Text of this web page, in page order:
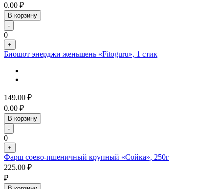
0.00 ₽
В корзину
-
0
+
Биошот энерджи женьшень «Fitoguru», 1 стик
149.00 ₽
0.00 ₽
В корзину
-
0
+
Фарш соево-пшеничный крупный «Сойка», 250г
225.00 ₽
₽